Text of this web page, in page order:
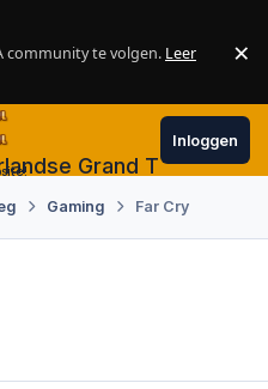
community te volgen. Leer
×
Grand Theft Auto
Inloggen
Gaming Far Cry